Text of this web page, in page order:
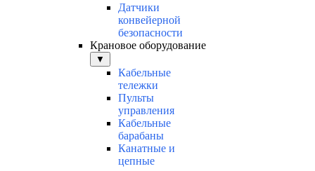
Датчики
конвейерной
безопасности
Крановое оборудование
▼
Кабельные
тележки
Пульты
управления
Кабельные
барабаны
Канатные и
цепные